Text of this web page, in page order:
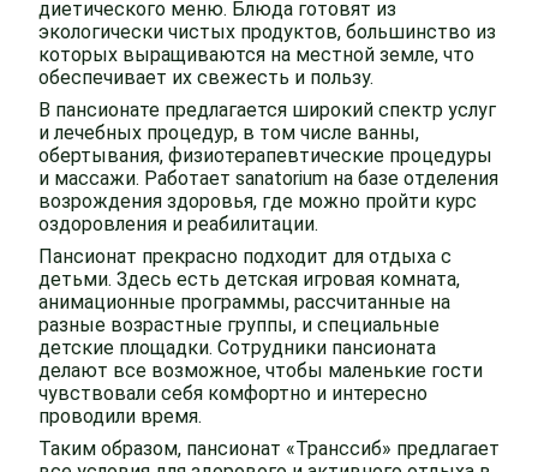
диетического меню. Блюда готовят из
экологически чистых продуктов, большинство из
которых выращиваются на местной земле, что
обеспечивает их свежесть и пользу.
В пансионате предлагается широкий спектр услуг
и лечебных процедур, в том числе ванны,
обертывания, физиотерапевтические процедуры
и массажи. Работает sanatorium на базе отделения
возрождения здоровья, где можно пройти курс
оздоровления и реабилитации.
Пансионат прекрасно подходит для отдыха с
детьми. Здесь есть детская игровая комната,
анимационные программы, рассчитанные на
разные возрастные группы, и специальные
детские площадки. Сотрудники пансионата
делают все возможное, чтобы маленькие гости
чувствовали себя комфортно и интересно
проводили время.
Таким образом, пансионат «Транссиб» предлагает